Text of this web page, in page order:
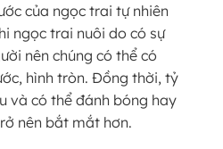
của ngọc trai tự nhiên
ngọc trai nuôi do có sự
nên chúng có thể có
hình tròn. Đồng thời, tỷ
và có thể đánh bóng hay
nên bắt mắt hơn.